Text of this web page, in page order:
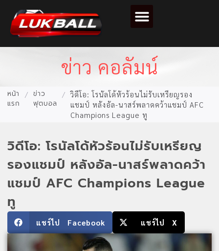
ข่าว คอลัมน์
หน้า
แรก
/ ข่าว
ฟุตบอล
/ วิดีโอ: โรนัลโด้หัวร้อนไม่รับเหรียญรอง
แชมป์ หลังอัล-นาสร์พลาดคว้าแชมป์ AFC
Champions League ทู
วิดีโอ: โรนัลโด้หัวร้อนไม่รับเหรียญ
รองแชมป์ หลังอัล-นาสร์พลาดคว้า
แชมป์ AFC Champions League
ทู
แชร์ไป Facebook แชร์ไป X